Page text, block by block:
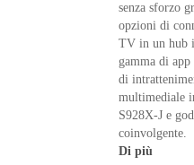
senza sforzo
opzioni di
TV in un hub
gamma di
di
multimediale
S928X-J e
coinvolgente.
Di più